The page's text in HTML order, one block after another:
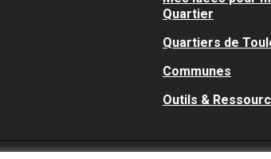
Quartier
Quartiers de
Communes
Outils &